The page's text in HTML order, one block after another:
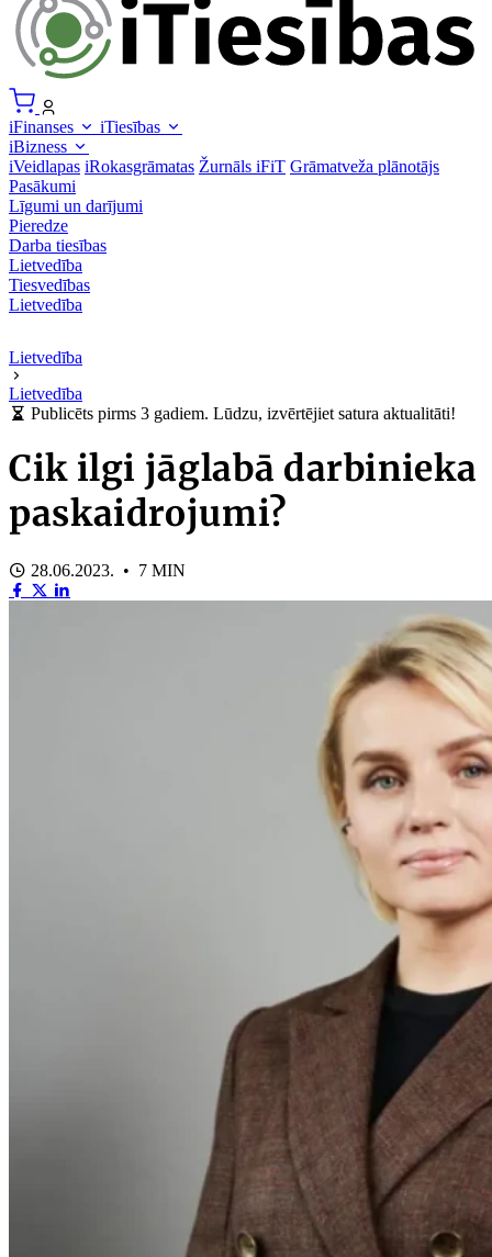
iFinanses
iTiesības
iBizness
iVeidlapas iRokasgrāmatas Žurnāls iFiT Grāmatveža plānotājs
Pasākumi
Līgumi un darījumi
Pieredze
Darba tiesības
Lietvedība
Tiesvedības
Lietvedība
Lietvedība
Lietvedība
Publicēts pirms 3 gadiem. Lūdzu, izvērtējiet satura aktualitāti!
Cik ilgi jāglabā darbinieka
paskaidrojumi?
28.06.2023. • 7 MIN